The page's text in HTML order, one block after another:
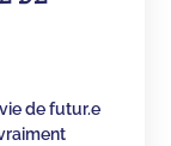
de futur.e